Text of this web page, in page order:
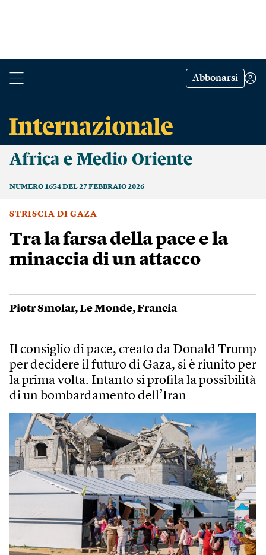
Abbonarsi
Africa e Medio Oriente
NUMERO 1654 DEL 27 FEBBRAIO 2026
STRISCIA DI GAZA
Tra la farsa della pace e la
minaccia di un attacco
Piotr Smolar,Le Monde,Francia
Il consiglio di pace, creato da Donald Trump
per decidere il futuro di Gaza, si è riunito per
la prima volta. Intanto si profila la possibilità
di un bombardamento dell’Iran